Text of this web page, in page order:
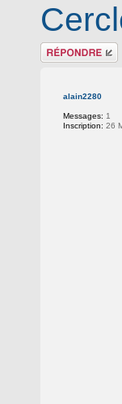
Répondre
alain2280
Messages: 1
Inscription: 26